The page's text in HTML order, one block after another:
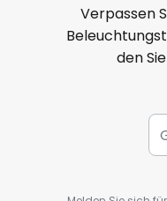
Verpassen
den